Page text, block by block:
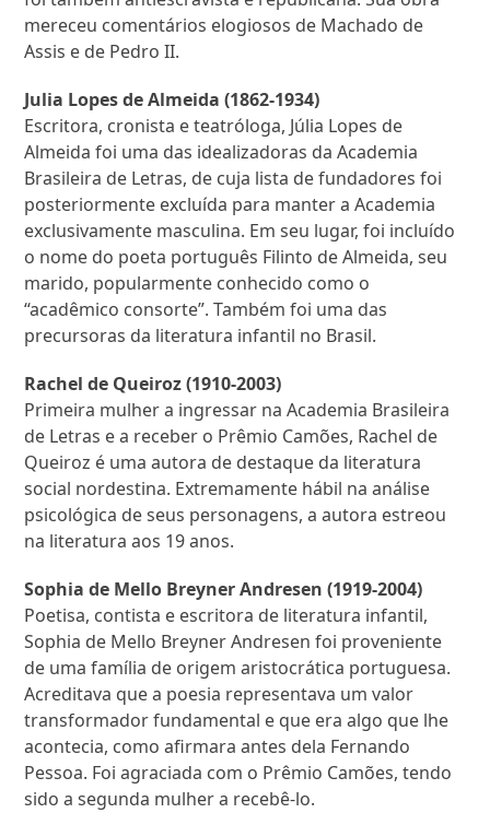
mereceu comentários elogiosos de Machado de
Assis e de Pedro II.
Julia Lopes de Almeida (1862-1934)
Escritora, cronista e teatróloga, Júlia Lopes de
Almeida foi uma das idealizadoras da Academia
Brasileira de Letras, de cuja lista de fundadores foi
posteriormente excluída para manter a Academia
exclusivamente masculina. Em seu lugar, foi incluído
o nome do poeta português Filinto de Almeida, seu
marido, popularmente conhecido como o
“acadêmico consorte”. Também foi uma das
precursoras da literatura infantil no Brasil.
Rachel de Queiroz (1910-2003)
Primeira mulher a ingressar na Academia Brasileira
de Letras e a receber o Prêmio Camões, Rachel de
Queiroz é uma autora de destaque da literatura
social nordestina. Extremamente hábil na análise
psicológica de seus personagens, a autora estreou
na literatura aos 19 anos.
Sophia de Mello Breyner Andresen (1919-2004)
Poetisa, contista e escritora de literatura infantil,
Sophia de Mello Breyner Andresen foi proveniente
de uma família de origem aristocrática portuguesa.
Acreditava que a poesia representava um valor
transformador fundamental e que era algo que lhe
acontecia, como afirmara antes dela Fernando
Pessoa. Foi agraciada com o Prêmio Camões, tendo
sido a segunda mulher a recebê-lo.